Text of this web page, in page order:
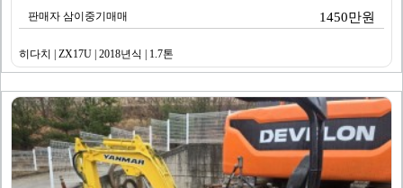
판매자 삼이중기매매 1450만원
히다치 | ZX17U | 2018년식 | 1.7톤